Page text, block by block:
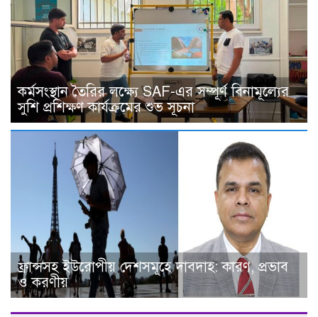
কর্মসংস্থান তৈরির লক্ষ্যে SAF-এর সম্পূর্ণ বিনামূল্যের
সুশি প্রশিক্ষণ কার্যক্রমের শুভ সূচনা
ফ্রান্সসহ ইউরোপীয় দেশসমূহে দাবদাহ: কারণ, প্রভাব
ও করণীয়